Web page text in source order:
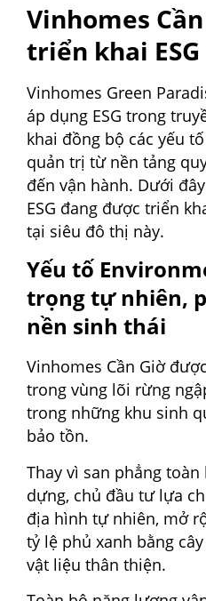
Vinhomes
triển khai
Vinhomes Green
áp dụng ESG trong
khai đồng bộ các yếu
quản trị từ nền tảng
đến vận hành. Dưới
ESG đang được triển
tại siêu đô thị này.
Yếu tố
trọng tự nhiên,
nền sinh thái
Vinhomes Cần Giờ
trong vùng lõi rừng
trong những khu sinh
bảo tồn.
Thay vì san phẳng
dựng, chủ đầu tư lựa
địa hình tự nhiên, mở
tỷ lệ phủ xanh bằng
vật liệu thân thiện.